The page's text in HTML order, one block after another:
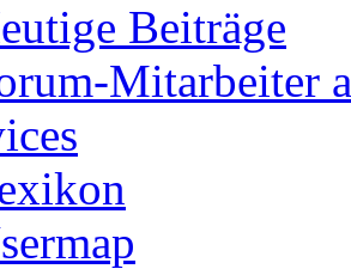
Beiträge
Mitarbeiter